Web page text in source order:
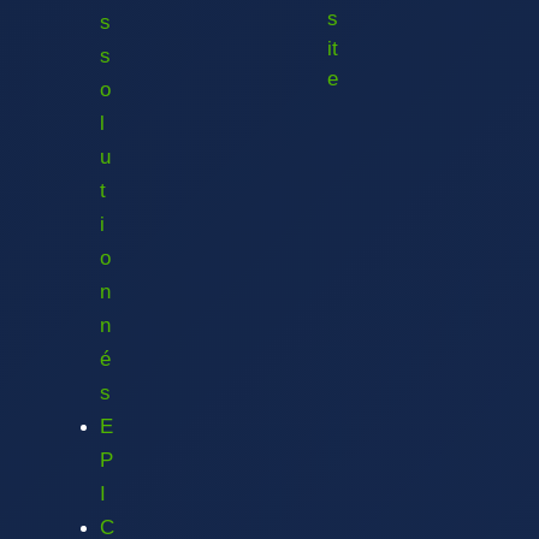
s
s
o
l
u
t
i
o
n
n
é
s
E
P
I
C
s
it
e